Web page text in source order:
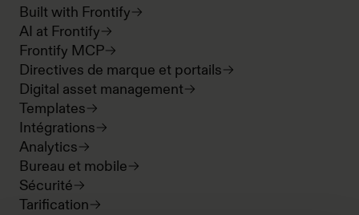
Built with Frontify
AI at Frontify
Frontify MCP
Directives de marque et portails
Digital asset management
Templates
Intégrations
Analytics
Bureau et mobile
Sécurité
Tarification